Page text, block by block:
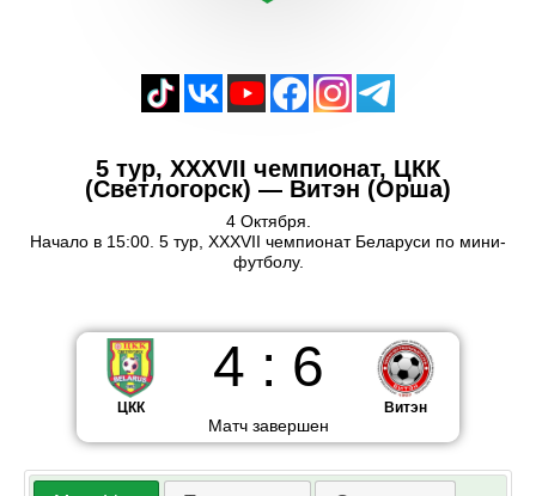
5 тур, XXXVII чемпионат, ЦКК
(Светлогорск) — Витэн (Орша)
4 Октября.
Начало в 15:00. 5 тур, XXXVII чемпионат Беларуси по мини-
футболу.
ЦКК
4 : 6
Матч завершен
Витэн